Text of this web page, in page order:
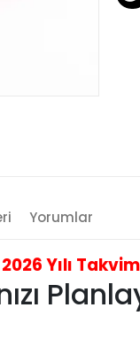
Yorumlar
2026 Yılı